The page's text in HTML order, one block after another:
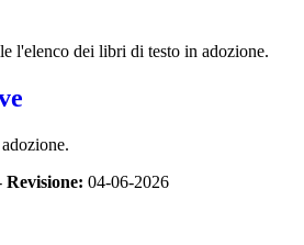
l'elenco dei libri di testo in adozione.
Revisione: 04-06-2026